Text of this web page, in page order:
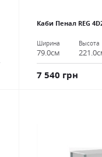
Каби Пенал REG
Ширина
79.0см
Высота
7 540 грн